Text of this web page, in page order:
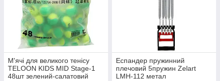
М'ячі для великого тенісу
TELOON KIDS MID Stage-1
48шт зелений-салатовий
Еспандер пружинний
плечовий 5пружин Zelart
LMH-112 метал